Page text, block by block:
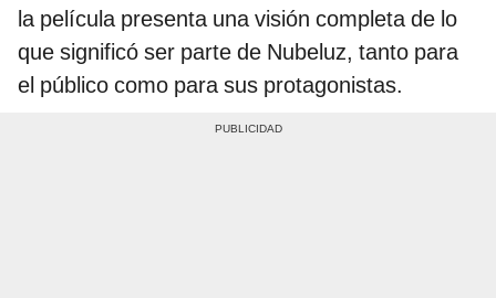
la película presenta una visión completa de lo
que significó ser parte de Nubeluz, tanto para
el público como para sus protagonistas.